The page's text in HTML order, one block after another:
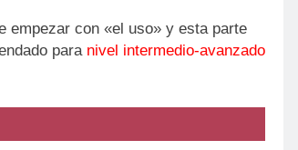
empezar con «el uso» y esta parte
para nivel intermedio-avanzado